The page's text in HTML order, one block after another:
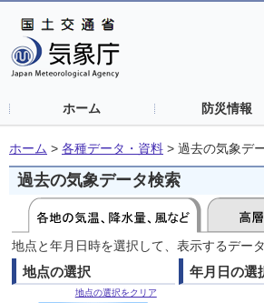
ホーム 防災情報
ホーム > 各種データ・資料 > 過去の気象デ
過去の気象データ検索
地点と年月日時を選択して、表示するデー
地点の選択
地点の選択をクリア
年月日の選